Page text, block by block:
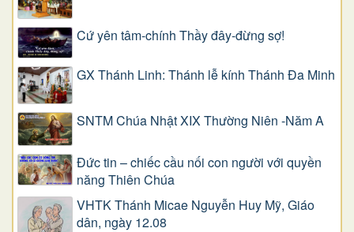
Cứ yên tâm-chính Thầy đây-đừng sợ!
GX Thánh Linh: Thánh lễ kính Thánh Đa Minh
SNTM Chúa Nhật XIX Thường Niên -Năm A
Đức tin – chiếc cầu nối con người với quyền
năng Thiên Chúa
VHTK Thánh Micae Nguyễn Huy Mỹ, Giáo
dân, ngày 12.08